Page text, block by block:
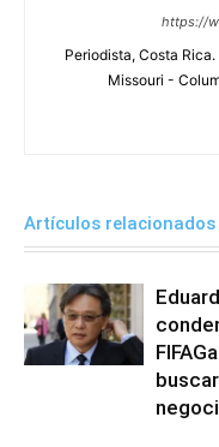
https://
Periodista, Costa
Missouri -
Artículos relacionados